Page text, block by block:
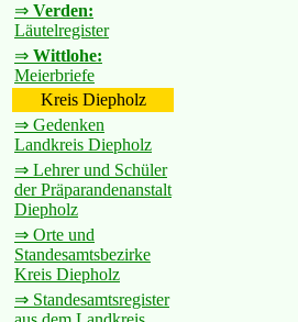
⇒ Verden:
Läutelregister
⇒ Wittlohe:
Meierbriefe
Kreis Diepholz
⇒ Gedenken
Landkreis Diepholz
⇒ Lehrer und Schüler
der Präparandenanstalt
Diepholz
⇒ Orte und
Standesamtsbezirke
Kreis Diepholz
⇒ Standesamtsregister